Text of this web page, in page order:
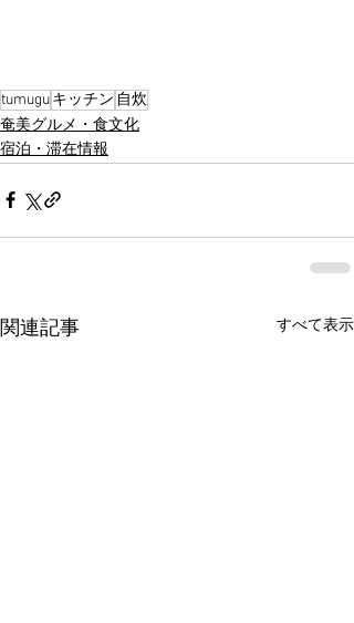
tumuguキッチン 自炊
奄美グルメ・食文化
宿泊・滞在情報
関連記事 すべて表示